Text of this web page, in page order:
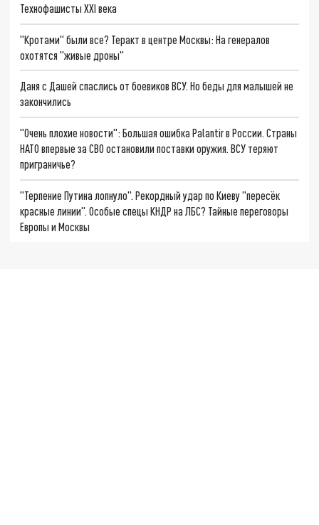
Технофашисты XXI века
"Кротами" были все? Теракт в центре Москвы: На генералов
охотятся "живые дроны"
Даня с Дашей спаслись от боевиков ВСУ. Но беды для малышей не
закончились
"Очень плохие новости": Большая ошибка Palantir в России. Страны
НАТО впервые за СВО остановили поставки оружия. ВСУ теряют
приграничье?
"Терпение Путина лопнуло". Рекордный удар по Киеву "пересёк
красные линии". Особые спецы КНДР на ЛБС? Тайные переговоры
Европы и Москвы